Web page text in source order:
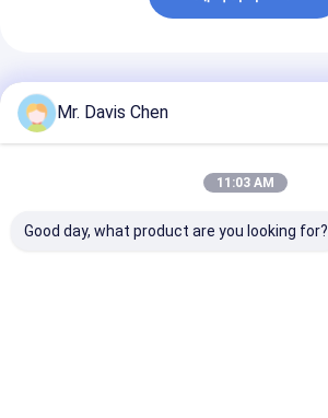
추천된 제품
Mr. Davis Chen
11:03 AM
Good day, what product are you looking for?